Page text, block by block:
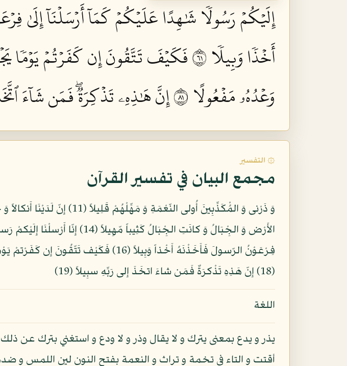
إِلَيۡكُمۡ رَسُولٗا شَٰهِدًا عَلَيۡكُمۡ كَمَآ أَرۡسَلۡنَآ إِلَىٰ
أَخۡذٗا وَبِيلٗا ١٦
فَكَيۡفَ تَتَّقُونَ إِن كَفَرۡتُمۡ يَوۡمٗا
وَعۡدُهُۥ مَفۡعُولًا ١٨
إِنَّ هَٰذِهِۦ تَذۡكِرَةٞۖ فَمَن شَآءَ ٱتَّخَذَ
۞ التفسير
مجمع البيان في تفسير القرآن
(18) إِنّ هَذِهِ تَذْكرَةٌ فَمَن شاءَ اتخَذَ إِلى رَبِّهِ سبِيلاً (19)
اللغة
يذر و يدع بمعنى يترك و لا يقال وذر و لا ودع و استغني بترك عن ذلك
أقتت و التاء في تخمة و تراث و النعمة بفتح النون لين اللمس و